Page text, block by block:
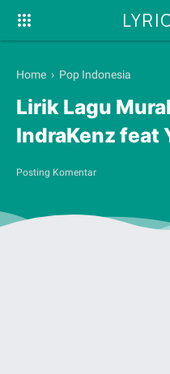
Home › Pop Indonesia
Lirik Lagu
IndraKenz feat
Posting Komentar